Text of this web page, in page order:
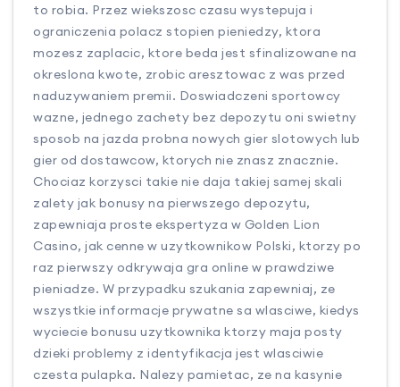
to robia. Przez wiekszosc czasu wystepuja i
ograniczenia polacz stopien pieniedzy, ktora
mozesz zaplacic, ktore beda jest sfinalizowane na
okreslona kwote, zrobic aresztowac z was przed
naduzywaniem premii. Doswiadczeni sportowcy
wazne, jednego zachety bez depozytu oni swietny
sposob na jazda probna nowych gier slotowych lub
gier od dostawcow, ktorych nie znasz znacznie.
Chociaz korzysci takie nie daja takiej samej skali
zalety jak bonusy na pierwszego depozytu,
zapewniaja proste ekspertyza w Golden Lion
Casino, jak cenne w uzytkownikow Polski, ktorzy po
raz pierwszy odkrywaja gra online w prawdziwe
pieniadze. W przypadku szukania zapewniaj, ze
wszystkie informacje prywatne sa wlasciwe, kiedys
wyciecie bonusu uzytkownika ktorzy maja posty
dzieki problemy z identyfikacja jest wlasciwie
czesta pulapka. Nalezy pamietac, ze na kasynie